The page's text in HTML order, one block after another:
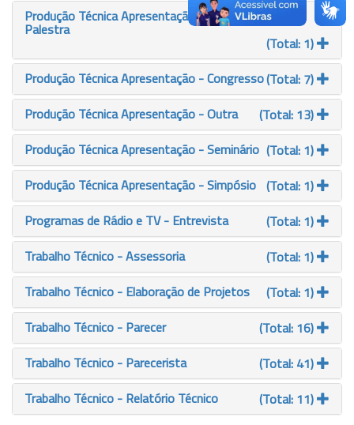
Produção Técnica Apresentação - Conferência ou
Palestra
(Total: 1)
Produção Técnica Apresentação - Congresso(Total: 7)
Produção Técnica Apresentação - Outra
(Total: 13)
Produção Técnica Apresentação - Seminário (Total: 1)
Produção Técnica Apresentação - Simpósio (Total: 1)
Programas de Rádio e TV - Entrevista
(Total: 1)
Trabalho Técnico - Assessoria
(Total: 1)
Trabalho Técnico - Elaboração de Projetos
(Total: 1)
Trabalho Técnico - Parecer
(Total: 16)
Trabalho Técnico - Parecerista
(Total: 41)
Trabalho Técnico - Relatório Técnico
(Total: 11)